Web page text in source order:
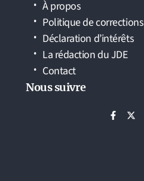
À propos
Politique de corrections
Déclaration d’intérêts
La rédaction du JDE
Contact
Nous suivre